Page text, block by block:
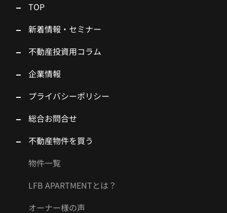
TOP
新着情報・セミナー
不動産投資用コラム
企業情報
プライバシーポリシー
総合お問合せ
不動産物件を買う
物件一覧
LFB APARTMENTとは？
オーナー様の声